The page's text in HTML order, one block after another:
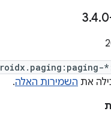
.4.
השמירות האלה.